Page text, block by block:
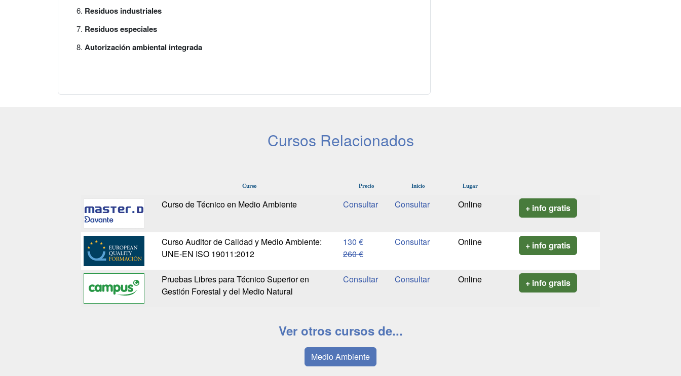
Residuos industriales
Residuos especiales
Autorización ambiental integrada
Cursos Relacionados
Curso Precio Inicio Lugar
Curso de Técnico en Medio Ambiente Online + info gratis
Curso Auditor de Calidad y Medio Ambiente:
UNE-EN ISO 19011:2012
130 €
260 €
Online + info gratis
Pruebas Libres para Técnico Superior en
Gestión Forestal y del Medio Natural
Online + info gratis
Ver otros cursos de...
Medio Ambiente